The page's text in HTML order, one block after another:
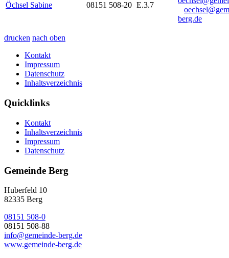
Öchsel Sabine 08151 508-20 E.3.7
berg.de
drucken nach oben
Kontakt
Impressum
Datenschutz
Inhaltsverzeichnis
Quicklinks
Kontakt
Inhaltsverzeichnis
Impressum
Datenschutz
Gemeinde Berg
Huberfeld 10
82335 Berg
08151 508-0
08151 508-88
info@gemeinde-berg.de
www.gemeinde-berg.de